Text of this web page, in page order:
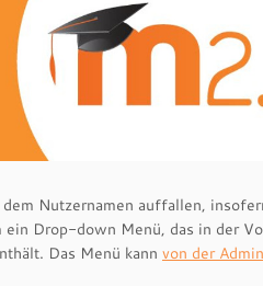
Nutzernamen auffallen,
Drop-down Menü, das in der
Das Menü kann von der